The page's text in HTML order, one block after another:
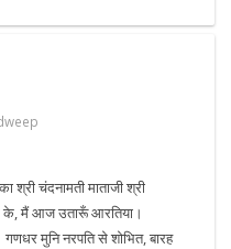
श्री चंदनामती माताजी श्री
के, मैं आज उतारूँ आरतिया।
मुनि नरपति से शोभित, बारह